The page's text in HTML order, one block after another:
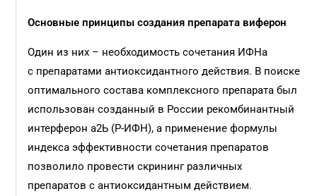
Основные принципы создания препарата виферон
Один из них – необходимость сочетания ИФНа
с препаратами антиоксидантного действия. В поиске
оптимального состава комплексного препарата был
использован созданный в России рекомбинантный
интерферон а2Ь (Р-ИФН), а применение формулы
индекса эффективности сочетания препаратов
позволило провести скрининг различных
препаратов с антиоксидантным действием.